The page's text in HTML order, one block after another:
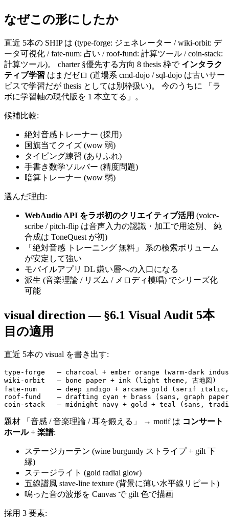
なぜこの形にしたか
直近 5本の SHIP は (type-forge: ジェネレーター / wiki-orbit: デ
ータ可視化 / fate-num: 占い / roof-fund: 計算ツール / coin-stack:
計算ツール)。 charter §優先する方向 8 thesis 枠で インタラク
ティブ学習 はまだゼロ (道場系 cmd-dojo / sql-dojo は古いサー
ビスで学習だが thesis としては別枠扱い)。 今のうちに 「ラ
ボに学習軸の現代版を 1 本立てる」。
候補比較:
絶対音感トレーナー (採用)
国旗当てクイズ (wow 弱)
タイピング練習 (ありふれ)
手書き数学ソルバー (精度問題)
暗算トレーナー (wow 弱)
選んだ理由:
WebAudio API をラボ初のクリエイティブ活用 (voice-
scribe / pitch-flip は音声入力の認識・加工で用途別、 純
合成は ToneQuest が初)
「絶対音感 トレーニング 無料」 系の検索ボリューム
が安定して強い
モバイルアプリ DL 嫌い層への入口になる
派生 (音楽理論 / リズム / メロディ模唱) でシリーズ化
可能
visual direction — §6.1 Visual Audit 5本
目の適用
直近 5本の visual を書き出す:
type-forge   — charcoal + ember orange (warm-dark
wiki-orbit   — bone paper + ink (light theme, 古地図)
fate-num     — deep indigo + arcane gold (serif italic,
roof-fund    — drafting cyan + brass (sans, graph
題材 「音感 / 音楽理論 / 耳を鍛える」 → motif は コンサート
ホール + 楽譜:
ステージカーテン (wine burgundy ストライプ + gilt 下
縁)
ステージライト (gold radial glow)
五線譜風 stave-line texture (背景に薄い水平線リピート)
鳴った音の波形を Canvas で gilt 色で描画
採用 3 要素: